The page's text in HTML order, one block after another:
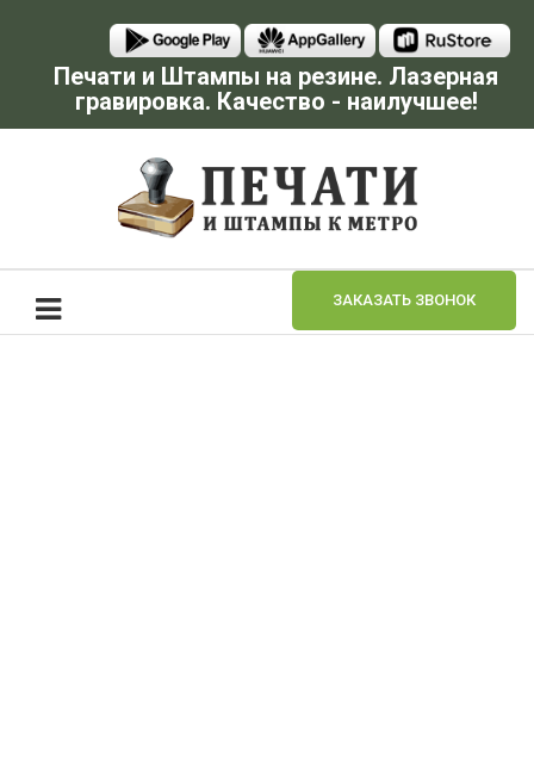
Печати и Штампы на резине. Лазерная
гравировка. Качество - наилучшее!
ЗАКАЗАТЬ ЗВОНОК